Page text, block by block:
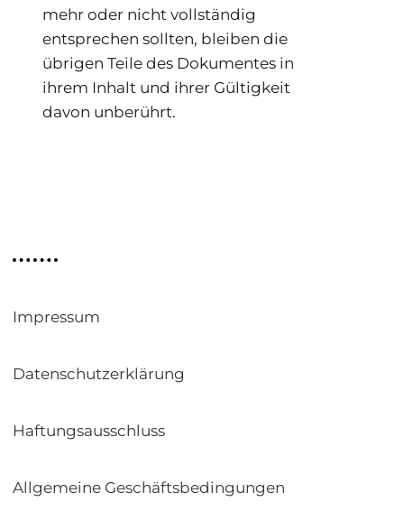
mehr oder nicht vollständig
entsprechen sollten, bleiben die
übrigen Teile des Dokumentes in
ihrem Inhalt und ihrer Gültigkeit
davon unberührt.
Impressum
Datenschutzerklärung
Haftungsausschluss
Allgemeine Geschäftsbedingungen